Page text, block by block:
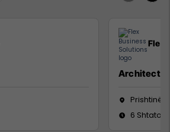
Flex
Architect
Prishtinë
6 Shtator